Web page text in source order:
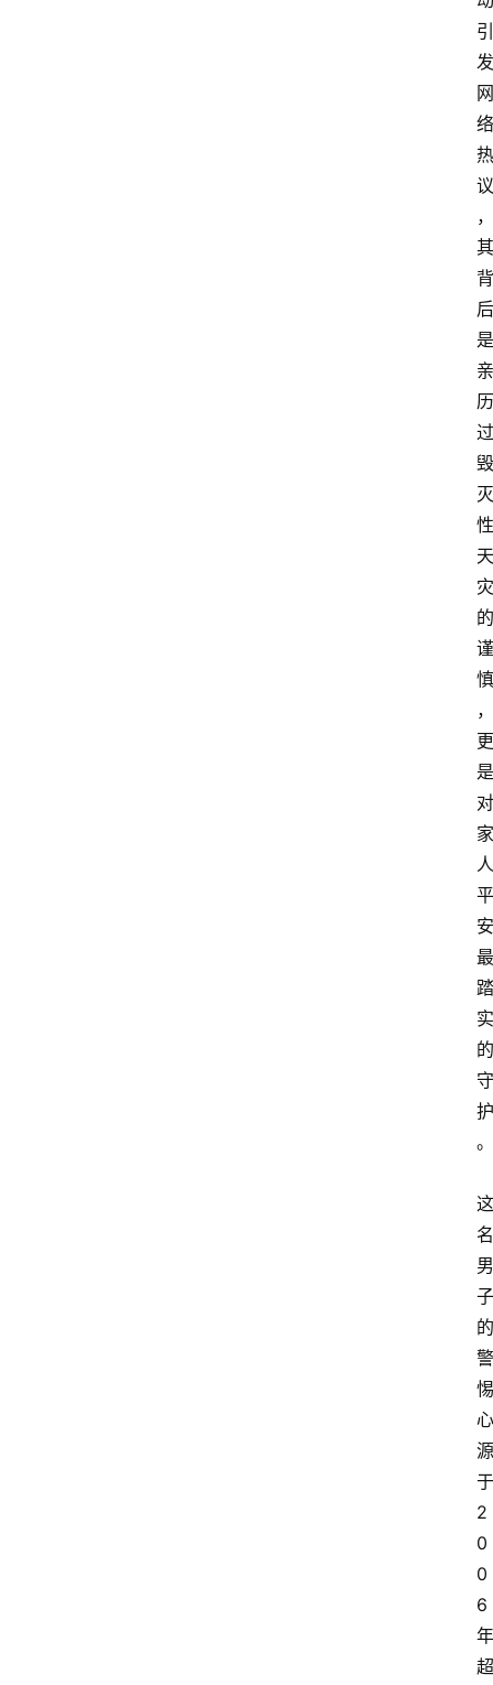
引
发
网
络
热
议
，
其
背
后
是
亲
历
过
毁
灭
性
天
灾
的
谨
慎
，
更
是
对
家
人
平
安
最
踏
实
的
守
护
。
这
名
男
子
的
警
惕
心
源
于
2
0
0
6
年
超